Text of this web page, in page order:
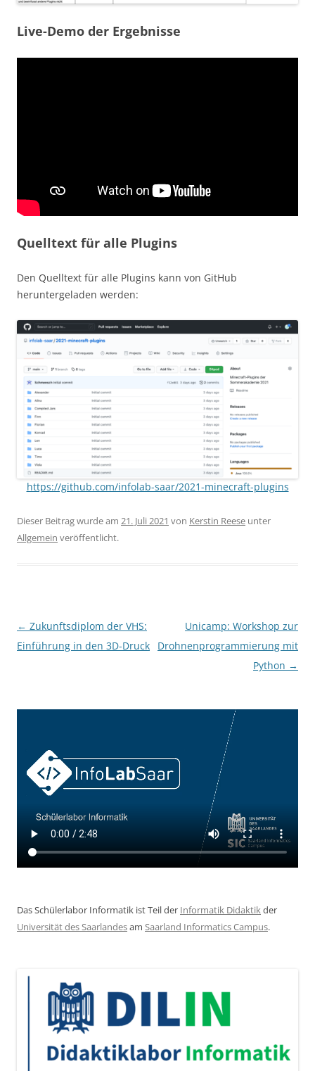
Live-Demo der Ergebnisse
Quelltext für alle Plugins
Den Quelltext für alle Plugins kann von GitHub
heruntergeladen werden:
https://github.com/infolab-saar/2021-minecraft-plugins
Dieser Beitrag wurde am 21. Juli 2021 von Kerstin Reese unter
Allgemein veröffentlicht.
Beitragsnavigation
← Zukunftsdiplom der VHS:
Einführung in den 3D-Druck
Unicamp: Workshop zur
Drohnenprogrammierung mit
Python →
Das Schülerlabor Informatik ist Teil der Informatik Didaktikder
Universität des Saarlandesam Saarland Informatics Campus.